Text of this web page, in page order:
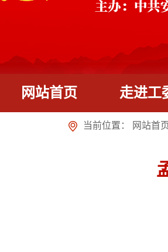
网站首页 走进工
当前位置： 网站首页